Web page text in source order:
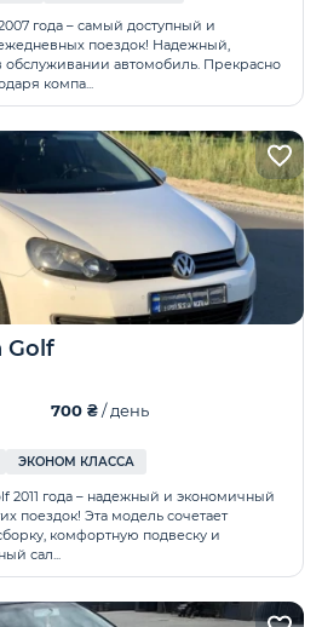
года – самый доступный и
поездок! Надежный,
автомобиль. Прекрасно
компа...
Golf
700 ₴/ день
ЭКОНОМ КЛАССА
2011 года – надежный и экономичный
поездок! Эта модель сочетает
комфортную подвеску и
сал...